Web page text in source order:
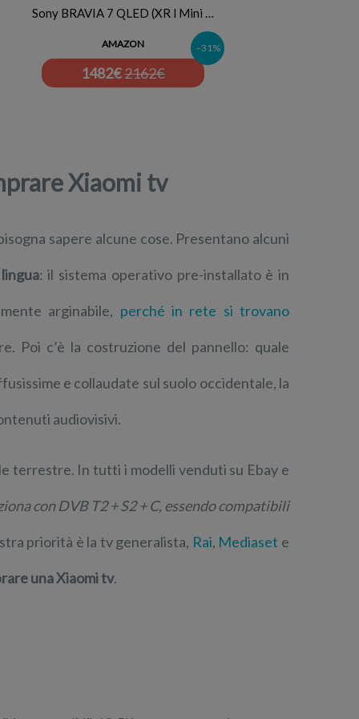
Sony BRAVIA 7 QLED (XR l Mini …
AMAZON
1482€2162€
–31%
Xiaomi tv
sapere alcune cose. Presentano alcuni
: il sistema operativo pre-installato è in
arginabile, perché in rete si trovano
Poi c’è la costruzione del pannello: quale
e collaudate sul suolo occidentale, la
audiovisivi.
terrestre. In tutti i modelli venduti su Ebay e
con DVB T2 + S2 + C, essendo compatibili
priorità è la tv generalista, Rai, Mediaset e
una Xiaomi tv.